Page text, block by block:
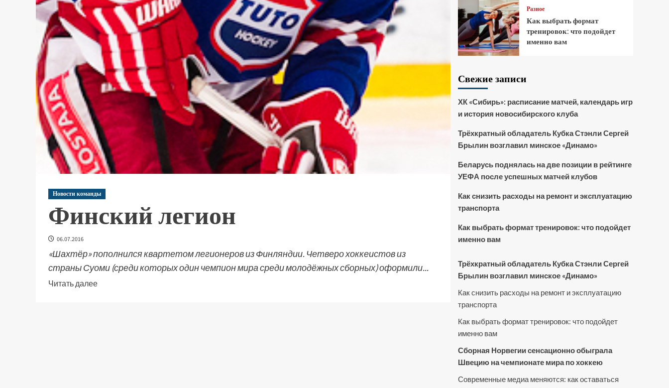
Новости команды
Финский легион
06.07.2016
«Шахтёр» пополнился квартетом легионеров из Финляндии. Четверо хоккеистов из
страны Суоми (среди которых один чемпион мира среди молодёжных сборных) оформили...
Читать далее
Разное
Как выбрать формат
тренировок: что подойдет
именно вам
Свежие записи
ХК «Сибирь»: расписание матчей, календарь игр
и история новосибирского клуба
Трёхкратный обладатель Кубка Стэнли Сергей
Брылин возглавил минское «Динамо»
Беларусь поднялась на две позиции в рейтинге
УЕФА после успешных матчей клубов
Как снизить расходы на ремонт и эксплуатацию
транспорта
Как выбрать формат тренировок: что подойдет
именно вам
Трёхкратный обладатель Кубка Стэнли Сергей
Брылин возглавил минское «Динамо»
Как снизить расходы на ремонт и эксплуатацию
транспорта
Как выбрать формат тренировок: что подойдет
именно вам
Сборная Норвегии сенсационно обыграла
Швецию на чемпионате мира по хоккею
Современные медиа меняются: как оставаться